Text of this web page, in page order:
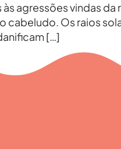
agressões vindas da
Os raios
[…]